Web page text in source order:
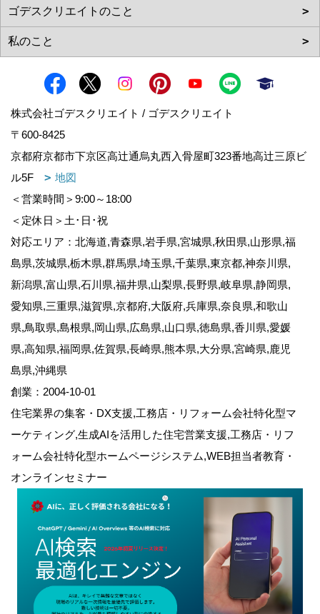
株式会社ゴデスクリエイト / ゴデスクリエイト
〒600-8425
京都府京都市下京区高辻通烏丸西入骨屋町323番地高辻三原ビ
ル5F
地図
＜営業時間＞9:00～18:00
＜定休日＞土･日･祝
対応エリア：北海道,青森県,岩手県,宮城県,秋田県,山形県,福
島県,茨城県,栃木県,群馬県,埼玉県,千葉県,東京都,神奈川県,
新潟県,富山県,石川県,福井県,山梨県,長野県,岐阜県,静岡県,
愛知県,三重県,滋賀県,京都府,大阪府,兵庫県,奈良県,和歌山
県,鳥取県,島根県,岡山県,広島県,山口県,徳島県,香川県,愛媛
県,高知県,福岡県,佐賀県,長崎県,熊本県,大分県,宮崎県,鹿児
島県,沖縄県
創業：2004-10-01
住宅業界の集客・DX支援,工務店・リフォーム会社特化型マ
ーケティング,生成AIを活用した住宅営業支援,工務店・リフ
ォーム会社特化型ホームページシステム,WEB担当者教育・
オンラインセミナー